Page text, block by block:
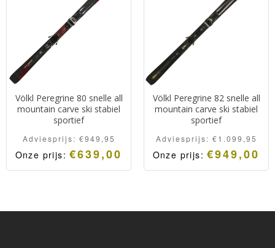
Völkl Peregrine 80 snelle all
mountain carve ski stabiel
sportief
Adviesprijs: €949,95
Onze prijs:€639,00
Völkl Peregrine 82 snelle all
mountain carve ski stabiel
sportief
Adviesprijs: €1.099,95
Onze prijs:€949,00